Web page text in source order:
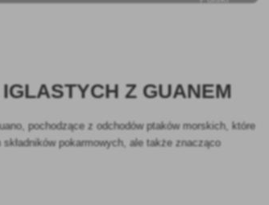
Z GUANEM
pochodzące z odchodów ptaków morskich, które
pokarmowych, ale także znacząco